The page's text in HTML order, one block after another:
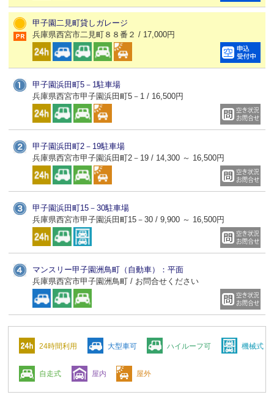
甲子園二見町貸しガレージ
兵庫県西宮市二見町８８番２ / 17,000円
甲子園浜田町5－1駐車場
兵庫県西宮市甲子園浜田町5－1 / 16,500円
甲子園浜田町2－19駐車場
兵庫県西宮市甲子園浜田町2－19 / 14,300 ～ 16,500円
甲子園浜田町15－30駐車場
兵庫県西宮市甲子園浜田町15－30 / 9,900 ～ 16,500円
マンスリー甲子園洲鳥町（自動車）：平面
兵庫県西宮市甲子園洲鳥町 / お問合せください
24時間利用 大型車可 ハイルーフ可 機械式
自走式 屋内 屋外